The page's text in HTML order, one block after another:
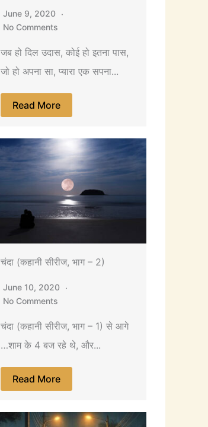
June 9, 2020
No Comments
जब हो दिल उदास, कोई हो इतना पास,
जो हो अपना सा, प्यारा एक सपना...
Read More
चंदा (कहानी सीरीज, भाग – 2)
June 10, 2020
No Comments
चंदा (कहानी सीरीज, भाग – 1) से आगे
…शाम के 4 बज रहे थे, और...
Read More